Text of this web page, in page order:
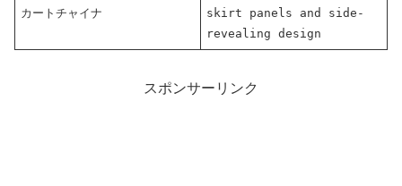
カートチャイナ
skirt panels and side-
revealing design
スポンサーリンク